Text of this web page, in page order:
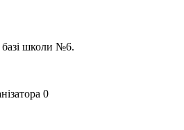
базі школи №6.
0